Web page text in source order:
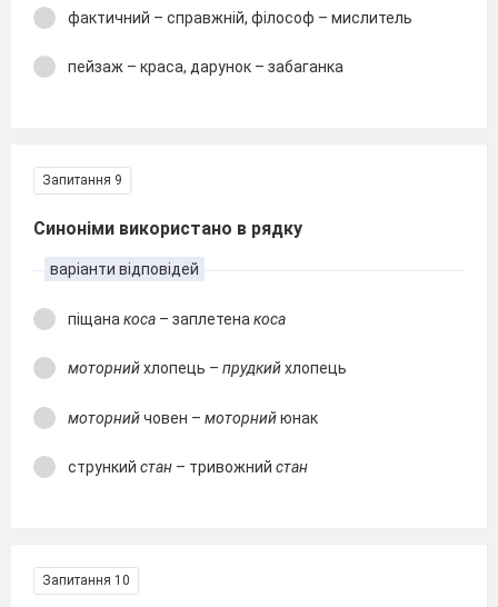
фактичний – справжній, філософ – мислитель
пейзаж – краса, дарунок – забаганка
Запитання 9
Синоніми використано в рядку
варіанти відповідей
піщана коса – заплетена коса
моторнийхлопець – прудкийхлопець
моторнийчовен – моторнийюнак
стрункий стан – тривожний стан
Запитання 10